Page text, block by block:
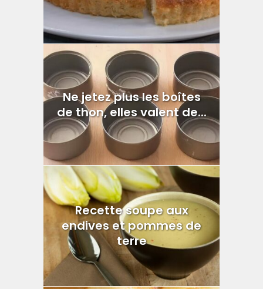
Ne jetez plus les boîtes
de thon, elles valent de...
Recette soupe aux
endives et pommes de
terre